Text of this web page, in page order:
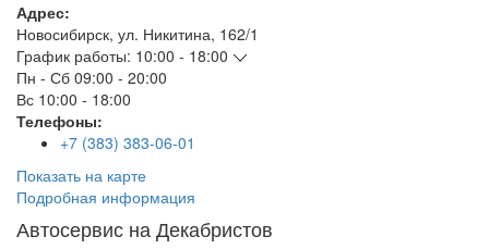
Адрес:
Новосибирск, ул. Никитина, 162/1
График работы: 10:00 - 18:00
Пн - Сб 09:00 - 20:00
Вс 10:00 - 18:00
Телефоны:
+7 (383) 383-06-01
Показать на карте
Подробная информация
Автосервис на Декабристов